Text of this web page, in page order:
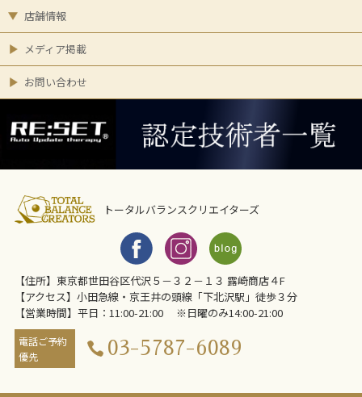
店舗情報
メディア掲載
お問い合わせ
トータルバランスクリエイターズ
【住所】東京都世田谷区代沢５－３２－１３ 露崎商店４F
【アクセス】小田急線・京王井の頭線「下北沢駅」徒歩３分
【営業時間】平日：11:00-21:00 ※日曜のみ14:00-21:00
電話ご予約
優先
03-5787-6089